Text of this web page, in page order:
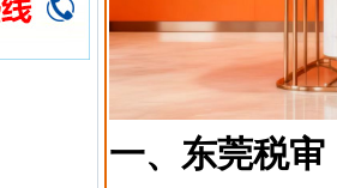
一、东莞税审